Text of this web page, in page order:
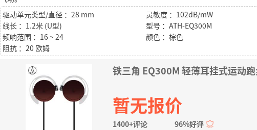
驱动单元类型/直径 ：28 mm
灵敏度 ：102dB/mW
线长 ：1.2米 (U型)
型号 ：ATH-EQ300M
频响范围 ：16 ~ 24
颜色 ：棕色
阻抗 ：20 欧姆
铁三角 EQ300M 轻薄耳挂式运动
暂无报价
1400+评论 96%好评